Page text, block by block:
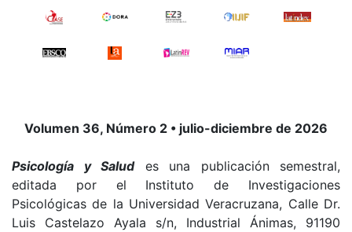
Volumen 36, Número 2 • julio-diciembre de 2026
Psicología y Salud
es una publicación semestral,
editada porel Instituto de Investigaciones
Psicológicas de la Universidad Veracruzana, Calle Dr.
Luis Castelazo Ayala s/n, Industrial Ánimas, 91190